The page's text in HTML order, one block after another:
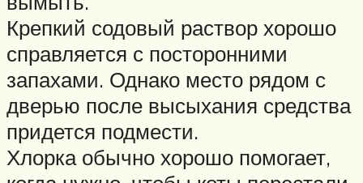
Крепкий содовый раствор хорошо
справляется с посторонними
запахами. Однако место рядом с
дверью после высыхания средства
придется подмести.
Хлорка обычно хорошо помогает,